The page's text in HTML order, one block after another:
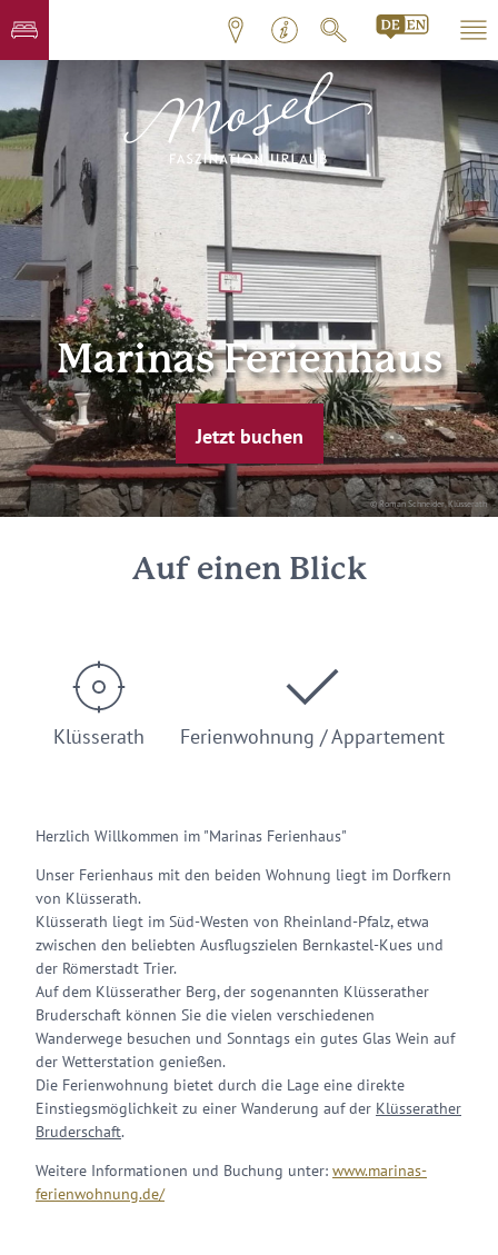
© Roman Schneider, Klüsserath
Marinas Ferienhaus
Jetzt buchen
Auf einen Blick
Klüsserath Ferienwohnung / Appartement
Herzlich Willkommen im "Marinas Ferienhaus"
Unser Ferienhaus mit den beiden Wohnung liegt im Dorfkern
von Klüsserath.
Klüsserath liegt im Süd-Westen von Rheinland-Pfalz, etwa
zwischen den beliebten Ausflugszielen Bernkastel-Kues und
der Römerstadt Trier.
Auf dem Klüsserather Berg, der sogenannten Klüsserather
Bruderschaft können Sie die vielen verschiedenen
Wanderwege besuchen und Sonntags ein gutes Glas Wein auf
der Wetterstation genießen.
Die Ferienwohnung bietet durch die Lage eine direkte
Einstiegsmöglichkeit zu einer Wanderung auf der Klüsserather
Bruderschaft.
Weitere Informationen und Buchung unter: www.marinas-
ferienwohnung.de/